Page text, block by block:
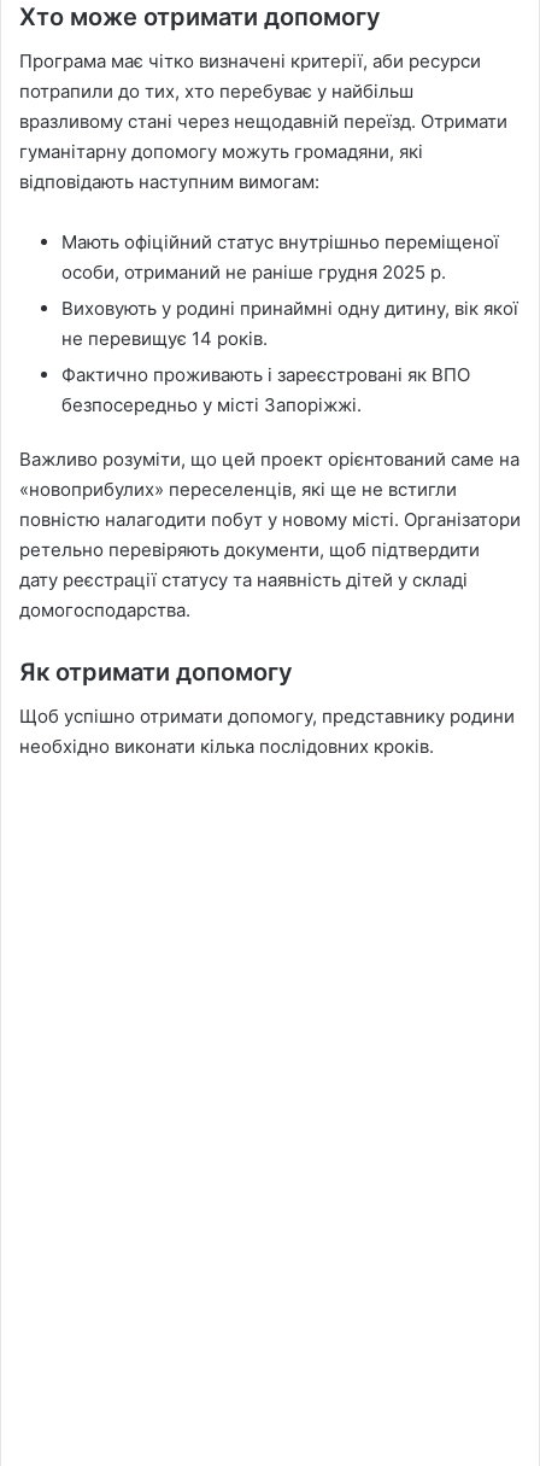
Хто може отримати допомогу
Програма має чітко визначені критерії, аби ресурси
потрапили до тих, хто перебуває у найбільш
вразливому стані через нещодавній переїзд. Отримати
гуманітарну допомогу можуть громадяни, які
відповідають наступним вимогам:
Мають офіційний статус внутрішньо переміщеної
особи, отриманий не раніше грудня 2025 р.
Виховують у родині принаймні одну дитину, вік якої
не перевищує 14 років.
Фактично проживають і зареєстровані як ВПО
безпосередньо у місті Запоріжжі.
Важливо розуміти, що цей проект орієнтований саме на
«новоприбулих» переселенців, які ще не встигли
повністю налагодити побут у новому місті. Організатори
ретельно перевіряють документи, щоб підтвердити
дату реєстрації статусу та наявність дітей у складі
домогосподарства.
Як отримати допомогу
Щоб успішно отримати допомогу, представнику родини
необхідно виконати кілька послідовних кроків.